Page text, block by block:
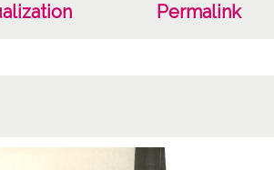
Permalink